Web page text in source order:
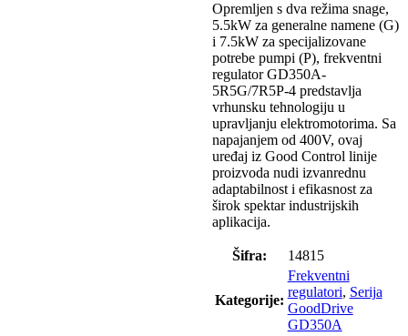
Opremljen s dva režima snage,
5.5kW za generalne namene (G)
i 7.5kW za specijalizovane
potrebe pumpi (P), frekventni
regulator GD350A-
5R5G/7R5P-4 predstavlja
vrhunsku tehnologiju u
upravljanju elektromotorima. Sa
napajanjem od 400V, ovaj
uređaj iz Good Control linije
proizvoda nudi izvanrednu
adaptabilnost i efikasnost za
širok spektar industrijskih
aplikacija.
Šifra: 14815
Kategorije:
Frekventni
regulatori, Serija
GoodDrive
GD350A